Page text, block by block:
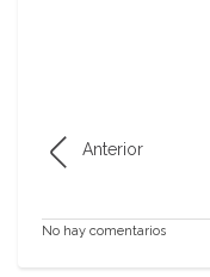
Anterior
No hay comentarios